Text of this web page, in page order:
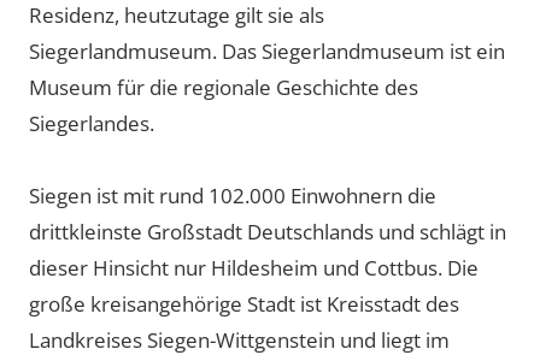
Residenz, heutzutage gilt sie als
Siegerlandmuseum. Das Siegerlandmuseum ist ein
Museum für die regionale Geschichte des
Siegerlandes.
Siegen ist mit rund 102.000 Einwohnern die
drittkleinste Großstadt Deutschlands und schlägt in
dieser Hinsicht nur Hildesheim und Cottbus. Die
große kreisangehörige Stadt ist Kreisstadt des
Landkreises Siegen-Wittgenstein und liegt im